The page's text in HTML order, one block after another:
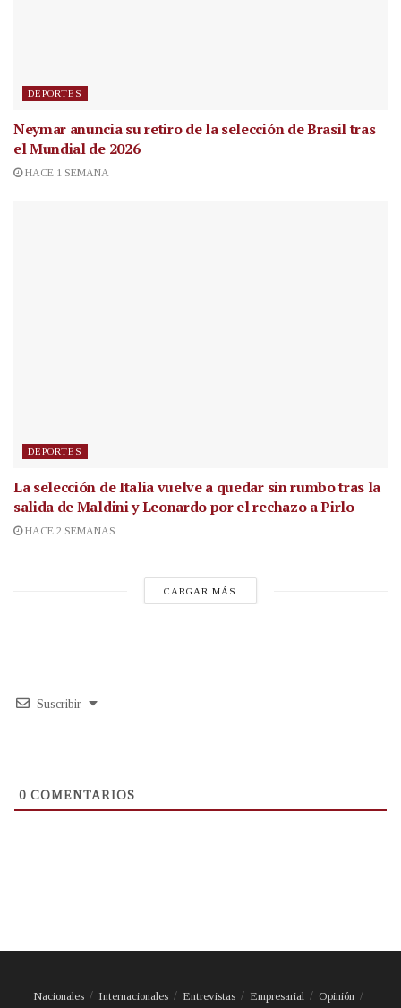
DEPORTES
Neymar anuncia su retiro de la selección de Brasil tras
el Mundial de 2026
HACE 1 SEMANA
DEPORTES
La selección de Italia vuelve a quedar sin rumbo tras la
salida de Maldini y Leonardo por el rechazo a Pirlo
HACE 2 SEMANAS
CARGAR MÁS
Suscribir
0 COMENTARIOS
Nacionales Internacionales Entrevistas Empresarial Opinión